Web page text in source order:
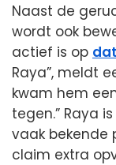
Naast de
wordt ook
actief is op
Raya”, meldt
kwam hem
tegen.” Raya
vaak bekende
claim extra